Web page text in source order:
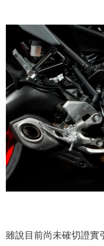
雖說目前尚未確切證實